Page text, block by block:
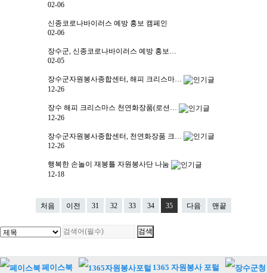
02-06
신종코로나바이러스 예방 홍보 캠페인
02-06
장수군, 신종코로나바이러스 예방 홍보…
02-05
장수군자원봉사종합센터, 해피 크리스마…
12-26
장수 해피 크리스마스 천연화장품(로션…
12-26
장수군자원봉사종합센터, 천연화장품 크…
12-26
행복한 손놀이 재봉틀 자원봉사단 나눔
12-18
처음 이전 31 32 33 34 35 다음 맨끝
페이스북 1365 자원봉사 포털